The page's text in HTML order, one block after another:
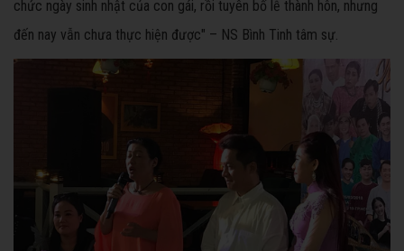
chức ngày sinh nhật của con gái, rồi tuyên bố lễ thành hôn, nhưng
đến nay vẫn chưa thực hiện được" – NS Bình Tinh tâm sự.